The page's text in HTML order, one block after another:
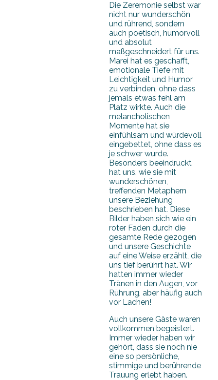
Die Zeremonie selbst war
nicht nur wunderschön
und rührend, sondern
auch poetisch, humorvoll
und absolut
maßgeschneidert für uns.
Marei hat es geschafft,
emotionale Tiefe mit
Leichtigkeit und Humor
zu verbinden, ohne dass
jemals etwas fehl am
Platz wirkte. Auch die
melancholischen
Momente hat sie
einfühlsam und würdevoll
eingebettet, ohne dass es
je schwer wurde.
Besonders beeindruckt
hat uns, wie sie mit
wunderschönen,
treffenden Metaphern
unsere Beziehung
beschrieben hat. Diese
Bilder haben sich wie ein
roter Faden durch die
gesamte Rede gezogen
und unsere Geschichte
auf eine Weise erzählt, die
uns tief berührt hat. Wir
hatten immer wieder
Tränen in den Augen, vor
Rührung, aber häufig auch
vor Lachen!
Auch unsere Gäste waren
vollkommen begeistert.
Immer wieder haben wir
gehört, dass sie noch nie
eine so persönliche,
stimmige und berührende
Trauung erlebt haben.